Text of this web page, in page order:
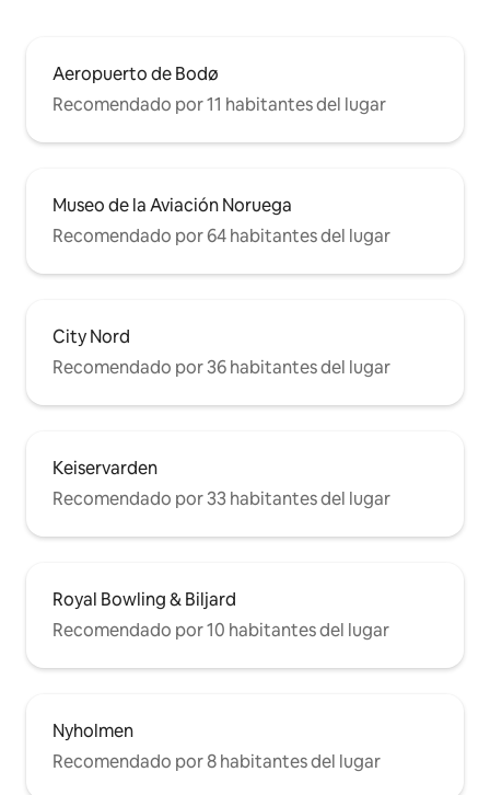
Aeropuerto de Bodø
Recomendado por 11 habitantes del lugar
Museo de la Aviación Noruega
Recomendado por 64 habitantes del lugar
City Nord
Recomendado por 36 habitantes del lugar
Keiservarden
Recomendado por 33 habitantes del lugar
Royal Bowling & Biljard
Recomendado por 10 habitantes del lugar
Nyholmen
Recomendado por 8 habitantes del lugar